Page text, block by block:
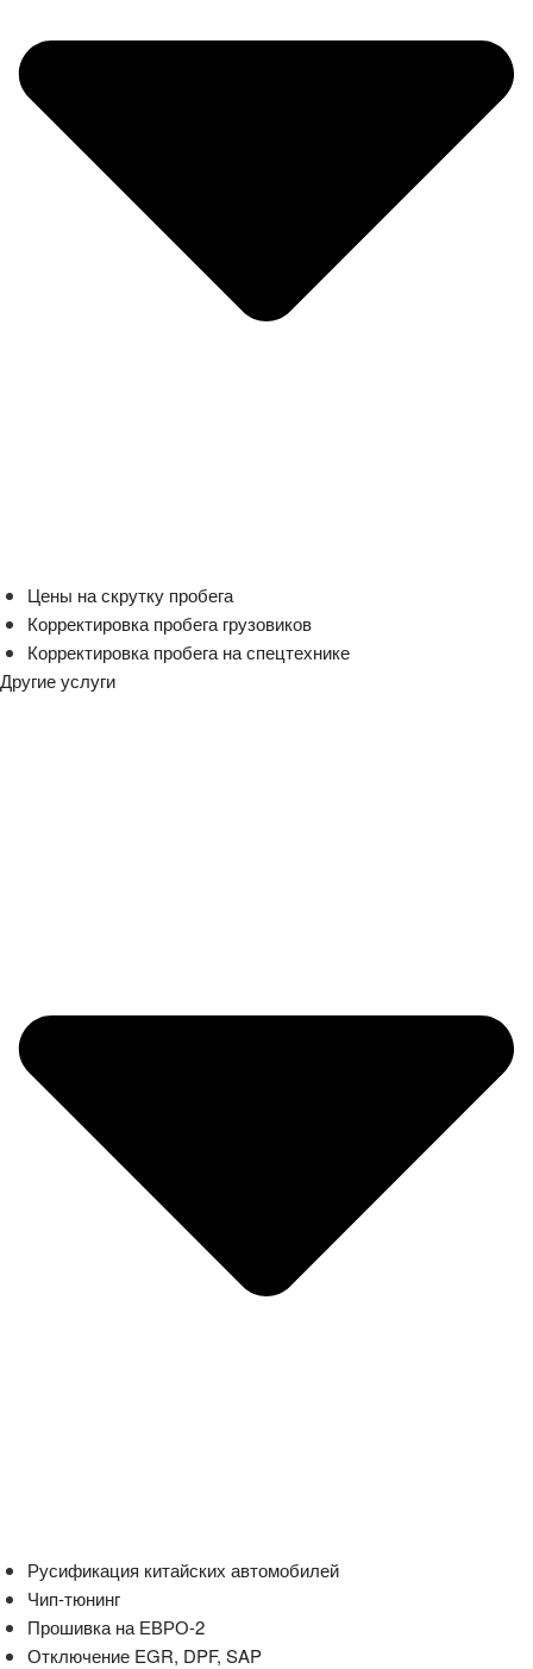
Цены на скрутку пробега
Корректировка пробега грузовиков
Корректировка пробега на спецтехнике
Другие услуги
Русификация китайских автомобилей
Чип-тюнинг
Прошивка на ЕВРО-2
Отключение EGR, DPF, SAP